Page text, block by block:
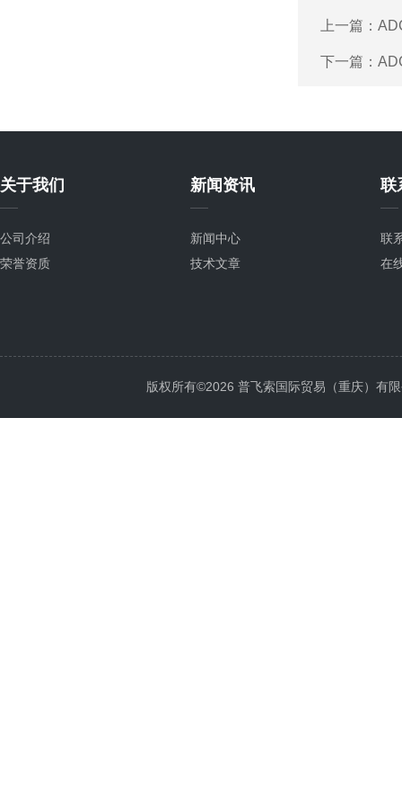
上一篇：
下一篇：
关于我们
公司介绍
荣誉资质
新闻资讯
新闻中心
技术文章
联
联
在
版权所有©2026 普飞索国际贸易（重庆）有